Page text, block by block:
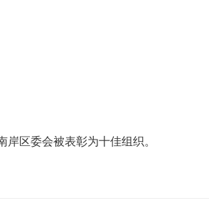
区委会被表彰为十佳组织。